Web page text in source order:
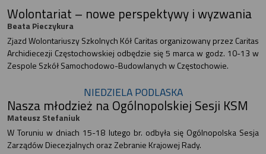
Wolontariat – nowe perspektywy i wyzwania
Beata Pieczykura
Zjazd Wolontariuszy Szkolnych Kół Caritas organizowany przez Caritas
Archidiecezji Częstochowskiej odbędzie się 5 marca w godz. 10-13 w
Zespole Szkół Samochodowo-Budowlanych w Częstochowie.
NIEDZIELA PODLASKA
Nasza młodzież na Ogólnopolskiej Sesji KSM
Mateusz Stefaniuk
W Toruniu w dniach 15-18 lutego br. odbyła się Ogólnopolska Sesja
Zarządów Diecezjalnych oraz Zebranie Krajowej Rady.